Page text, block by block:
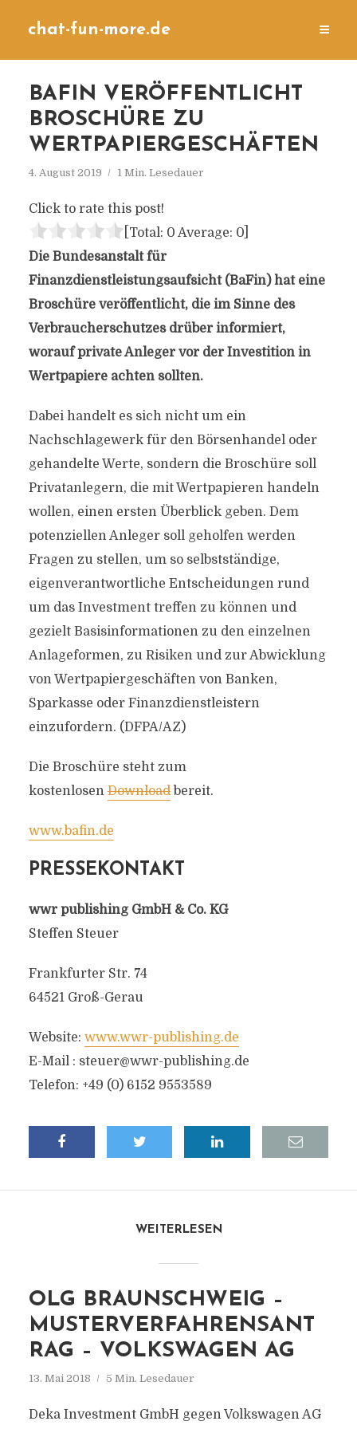
chat-fun-more.de
BAFIN VERÖFFENTLICHT
BROSCHÜRE ZU
WERTPAPIERGESCHÄFTEN
4. August 2019 1 Min. Lesedauer
Click to rate this post!
[Total: 0 Average: 0]
Die Bundesanstalt für
Finanzdienstleistungsaufsicht (BaFin) hat eine
Broschüre veröffentlicht, die im Sinne des
Verbraucherschutzes drüber informiert,
worauf private Anleger vor der Investition in
Wertpapiere achten sollten.
Dabei handelt es sich nicht um ein
Nachschlagewerk für den Börsenhandel oder
gehandelte Werte, sondern die Broschüre soll
Privatanlegern, die mit Wertpapieren handeln
wollen, einen ersten Überblick geben. Dem
potenziellen Anleger soll geholfen werden
Fragen zu stellen, um so selbstständige,
eigenverantwortliche Entscheidungen rund
um das Investment treffen zu können und
gezielt Basisinformationen zu den einzelnen
Anlageformen, zu Risiken und zur Abwicklung
von Wertpapiergeschäften von Banken,
Sparkasse oder Finanzdienstleistern
einzufordern. (DFPA/AZ)
Die Broschüre steht zum
kostenlosenDownloadbereit.
www.bafin.de
PRESSEKONTAKT
wwr publishing GmbH & Co. KG
Steffen Steuer
Frankfurter Str. 74
64521 Groß-Gerau
Website: www.wwr-publishing.de
E-Mail : steuer@wwr-publishing.de
Telefon: +49 (0) 6152 9553589
WEITERLESEN
OLG BRAUNSCHWEIG –
MUSTERVERFAHRENSANT
RAG – VOLKSWAGEN AG
13. Mai 2018 5 Min. Lesedauer
Deka Investment GmbH gegen Volkswagen AG